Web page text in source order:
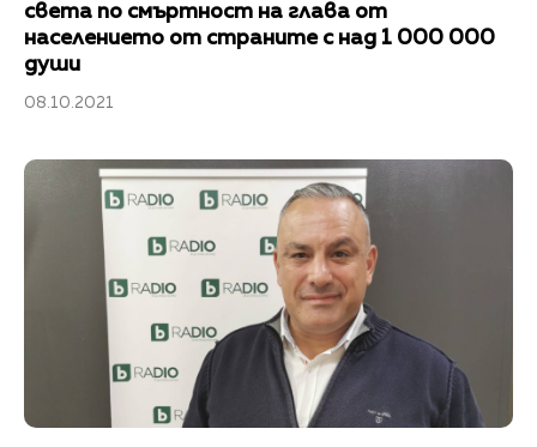
света по смъртност на глава от
населението от страните с над 1 000 000
души
08.10.2021